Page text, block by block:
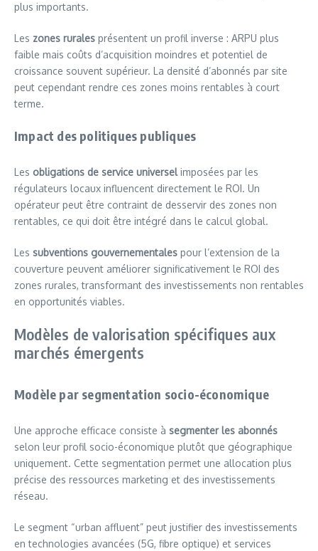
plus importants.
Les zones rurales présentent un profil inverse : ARPU plus
faible mais coûts d’acquisition moindres et potentiel de
croissance souvent supérieur. La densité d’abonnés par site
peut cependant rendre ces zones moins rentables à court
terme.
Impact des politiques publiques
Les obligations de service universelimposées par les
régulateurs locaux influencent directement le ROI. Un
opérateur peut être contraint de desservir des zones non
rentables, ce qui doit être intégré dans le calcul global.
Les subventions gouvernementales pour l’extension de la
couverture peuvent améliorer significativement le ROI des
zones rurales, transformant des investissements non rentables
en opportunités viables.
Modèles de valorisation spécifiques aux
marchés émergents
Modèle par segmentation socio-économique
Une approche efficace consiste à segmenter les abonnés
selon leur profil socio-économique plutôt que géographique
uniquement. Cette segmentation permet une allocation plus
précise des ressources marketing et des investissements
réseau.
Le segment “urban affluent” peut justifier des investissements
en technologies avancées (5G, fibre optique) et services